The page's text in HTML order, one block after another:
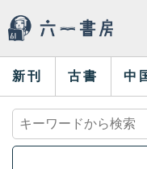
新刊 古書 中